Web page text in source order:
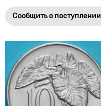
Сообщить о поступлении